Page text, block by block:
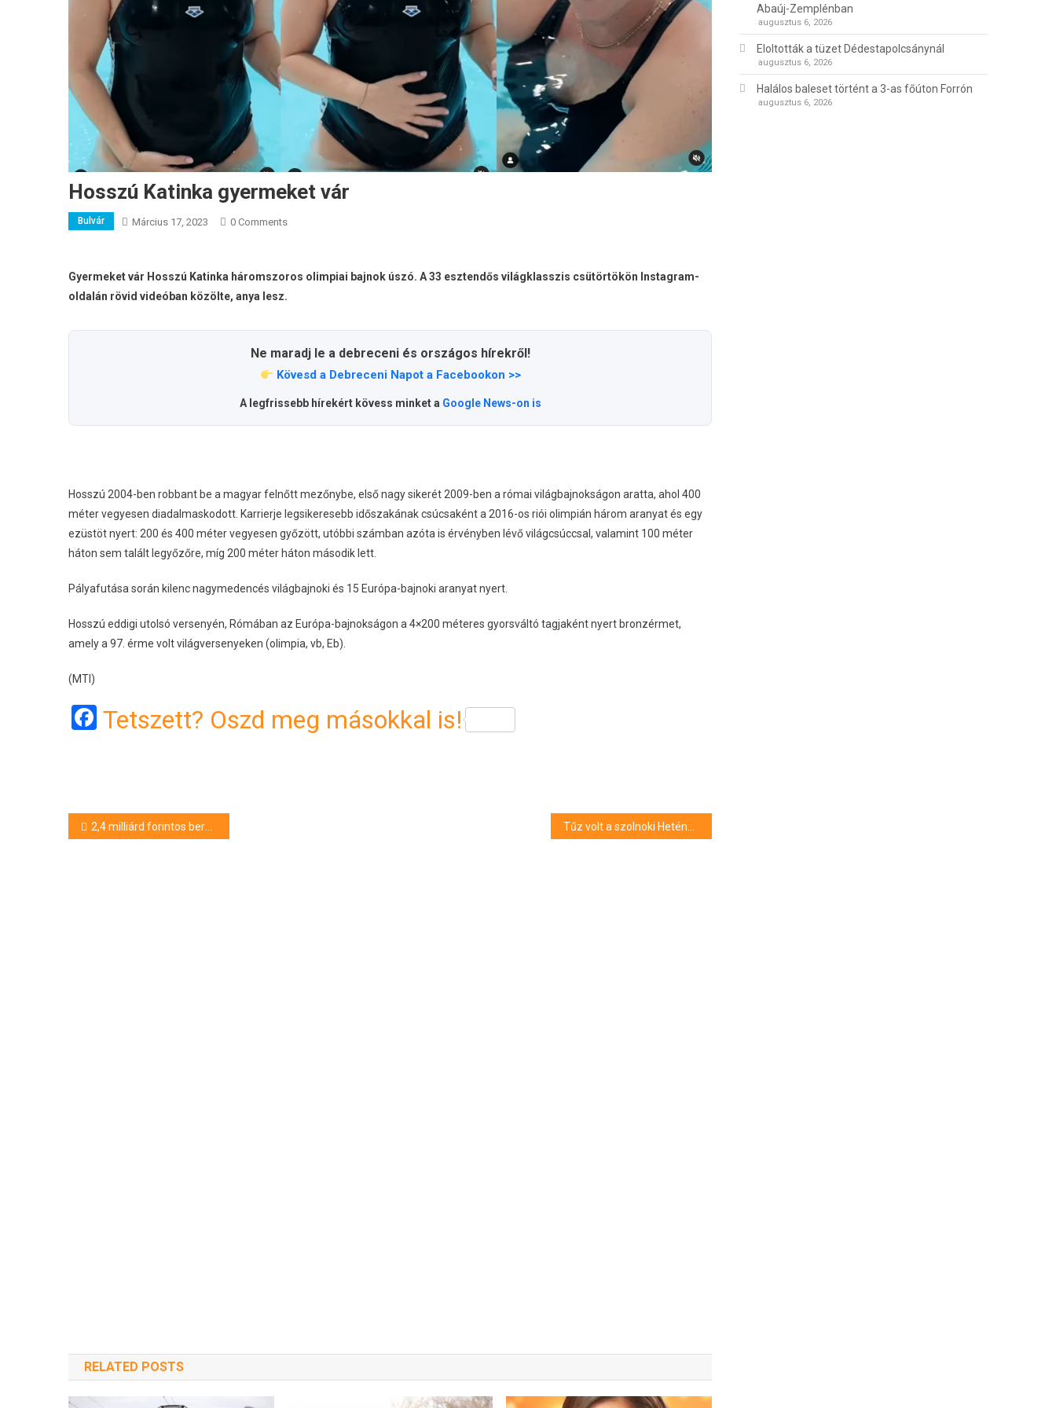
Hosszú Katinka gyermeket vár
Bulvár Március 17, 2023 0 Comments
Gyermeket vár Hosszú Katinka háromszoros olimpiai bajnok úszó. A 33 esztendős világklasszis csütörtökön Instagram-
oldalán rövid videóban közölte, anya lesz.
Ne maradj le a debreceni és országos hírekről!
Kövesd a Debreceni Napot a Facebookon >>
A legfrissebb hírekért kövess minket a Google News-on is
Hosszú 2004-ben robbant be a magyar felnőtt mezőnybe, első nagy sikerét 2009-ben a római világbajnokságon aratta, ahol 400
méter vegyesen diadalmaskodott. Karrierje legsikeresebb időszakának csúcsaként a 2016-os riói olimpián három aranyat és egy
ezüstöt nyert: 200 és 400 méter vegyesen győzött, utóbbi számban azóta is érvényben lévő világcsúccsal, valamint 100 méter
háton sem talált legyőzőre, míg 200 méter háton második lett.
Pályafutása során kilenc nagymedencés világbajnoki és 15 Európa-bajnoki aranyat nyert.
Hosszú eddigi utolsó versenyén, Rómában az Európa-bajnokságon a 4×200 méteres gyorsváltó tagjaként nyert bronzérmet,
amely a 97. érme volt világversenyeken (olimpia, vb, Eb).
(MTI)
Facebook
Tetszett? Oszd meg másokkal is!
Bejegyzés
2,4 milliárd forintos beruházást adnak át Monostorpályiban
RELATED POSTS
Abaúj-Zemplénban
augusztus 6, 2026
Eloltották a tüzet Dédestapolcsánynál
augusztus 6, 2026
Halálos baleset történt a 3-as főúton Forrón
augusztus 6, 2026